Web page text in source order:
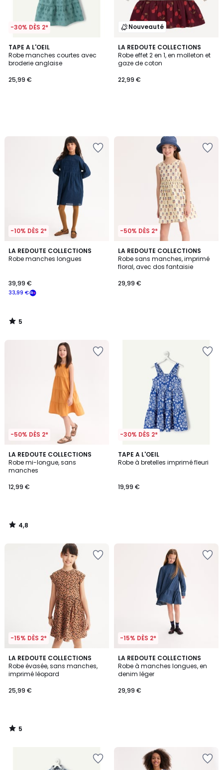
-30% DÈS 2*
TAPE A L'OEIL
Robe manches courtes avec
broderie anglaise
25,99 €
Nouveauté
LA REDOUTE COLLECTIONS
Robe effet 2 en 1, en molleton et
gaze de coton
22,99 €
-10% DÈS 2*
LA REDOUTE COLLECTIONS
Robe manches longues
33,99 €
39,99 €
5
/
5
/
-50% DÈS 2*
LA REDOUTE COLLECTIONS
Robe sans manches, imprimé
floral, avec dos fantaisie
29,99 €
-50% DÈS 2*
LA REDOUTE COLLECTIONS
Robe mi-longue, sans
manches
12,99 €
4,8
/ 5
4,8
/
-30% DÈS 2*
TAPE A L'OEIL
Robe à bretelles imprimé fleuri
19,99 €
-15% DÈS 2*
LA REDOUTE COLLECTIONS
Robe évasée, sans manches,
imprimé léopard
25,99 €
5
/
5
5
/
-15% DÈS 2*
LA REDOUTE COLLECTIONS
Robe à manches longues, en
denim léger
29,99 €